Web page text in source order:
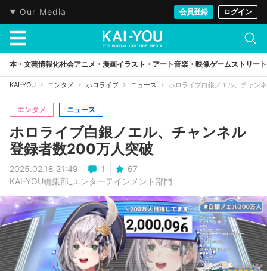
Our Media 会員登録 ログイン
本・文芸情報化社会アニメ・漫画イラスト・アート音楽・映像ゲームストリート
KAI-YOU エンタメ ホロライブ ニュース ホロライブ白銀ノエル、チャン
エンタメ ニュース
ホロライブ白銀ノエル、チャンネル
登録者数200万人突破
2025.02.18 21:49 1
67
KAI-YOU編集部_エンターテインメント部門